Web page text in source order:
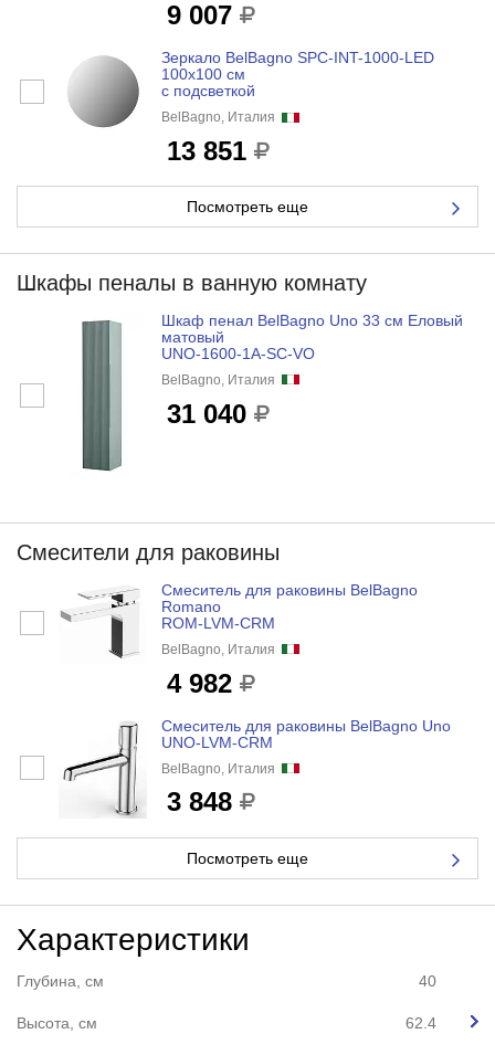
9 007
Зеркало BelBagno SPC-INT-1000-LED
100x100 см
с подсветкой
BelBagno, Италия
13 851
Посмотреть еще
Шкафы пеналы в ванную комнату
Шкаф пенал BelBagno Uno 33 см Еловый
матовый
UNO-1600-1A-SC-VO
BelBagno, Италия
31 040
Смесители для раковины
Смеситель для раковины BelBagno
Romano
ROM-LVM-CRM
BelBagno, Италия
4 982
Смеситель для раковины BelBagno Uno
UNO-LVM-CRM
BelBagno, Италия
3 848
Посмотреть еще
Характеристики
Глубина, см 40
Высота, см 62.4